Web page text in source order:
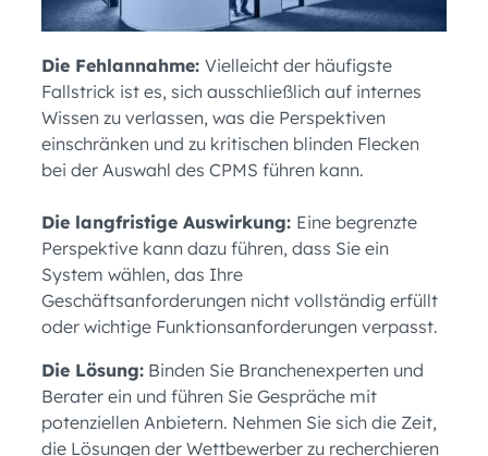
Die Fehlannahme: Vielleicht der häufigste
Fallstrick ist es, sich ausschließlich auf internes
Wissen zu verlassen, was die Perspektiven
einschränken und zu kritischen blinden Flecken
bei der Auswahl des CPMS führen kann.
Die langfristige Auswirkung: Eine begrenzte
Perspektive kann dazu führen, dass Sie ein
System wählen, das Ihre
Geschäftsanforderungen nicht vollständig erfüllt
oder wichtige Funktionsanforderungen verpasst.
Die Lösung: Binden Sie Branchenexperten und
Berater ein und führen Sie Gespräche mit
potenziellen Anbietern. Nehmen Sie sich die Zeit,
die Lösungen der Wettbewerber zu recherchieren